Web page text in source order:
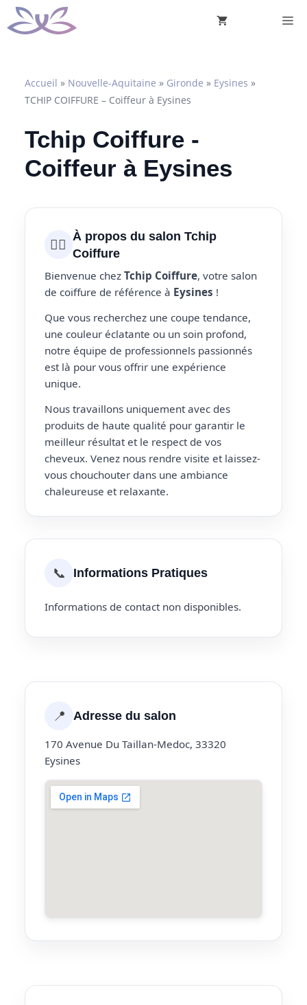
Aller
au
Accueil » Nouvelle-Aquitaine » Gironde » Eysines »
TCHIP COIFFURE – Coiffeur à Eysines
Tchip Coiffure -
Coiffeur à Eysines
💇‍♀️ À propos du salon Tchip
Coiffure
Bienvenue chez Tchip Coiffure, votre salon
de coiffure de référence à Eysines !
Que vous recherchez une coupe tendance,
une couleur éclatante ou un soin profond,
notre équipe de professionnels passionnés
est là pour vous offrir une expérience
unique.
Nous travaillons uniquement avec des
produits de haute qualité pour garantir le
meilleur résultat et le respect de vos
cheveux. Venez nous rendre visite et laissez-
vous chouchouter dans une ambiance
chaleureuse et relaxante.
📞 Informations Pratiques
Informations de contact non disponibles.
📍 Adresse du salon
170 Avenue Du Taillan-Medoc, 33320
Eysines